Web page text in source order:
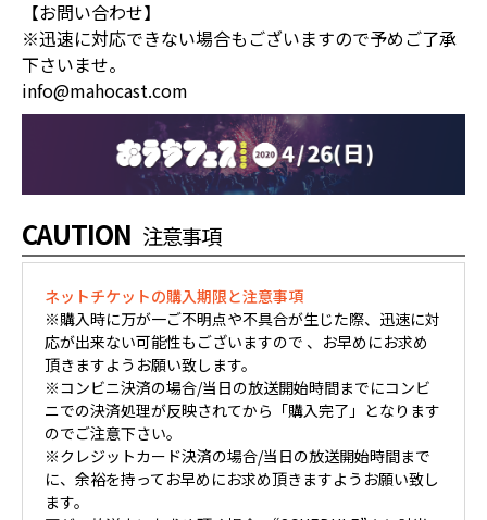
【お問い合わせ】
※迅速に対応できない場合もございますので予めご了承
下さいませ。
info@mahocast.com
CAUTION 注意事項
ネットチケットの購入期限と注意事項
※購入時に万が一ご不明点や不具合が生じた際、迅速に対
応が出来ない可能性もございますので 、お早めにお求め
頂きますようお願い致します。
※コンビニ決済の場合/当日の放送開始時間までにコンビ
ニでの決済処理が反映されてから「購入完了」となります
のでご注意下さい。
※クレジットカード決済の場合/当日の放送開始時間まで
に、余裕を持ってお早めにお求め頂きますようお願い致し
ます。